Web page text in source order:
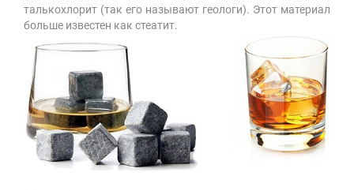
талькохлорит (так его называют геологи). Этот материал
больше известен как стеатит.